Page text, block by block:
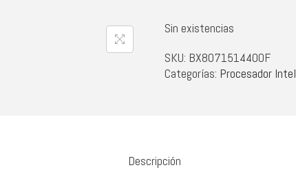
Sin existencias
SKU: BX8071514400F
Categorías: Procesador Intel
Descripción